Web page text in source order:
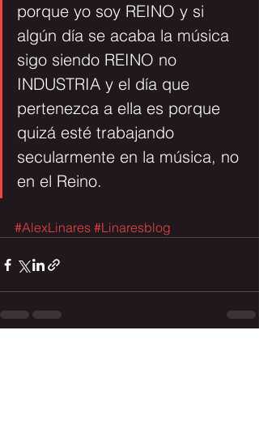
porque yo soy REINO y si
algún día se acaba la música
sigo siendo REINO no
INDUSTRIA y el día que
pertenezca a ella es porque
quizá esté trabajando
secularmente en la música, no
en el Reino.
#AlexLinares #Linaresblog